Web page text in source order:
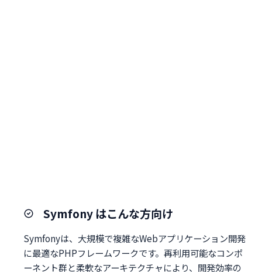
Symfony はこんな方向け
Symfonyは、大規模で複雑なWebアプリケーション開発
に最適なPHPフレームワークです。再利用可能なコンポ
ーネント群と柔軟なアーキテクチャにより、開発効率の